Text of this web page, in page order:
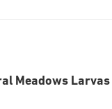
Meadows Larvas